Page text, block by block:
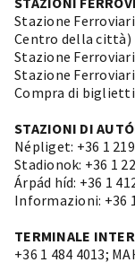
Stazione
Centro della città)
Stazione
Stazione
Compra di biglietti
STAZIONI DI
Népliget: +36 1
Stadionok: +36 1
Árpád híd: +36 1
Informazioni: +36
TERMINALE
+36 1 484 4013;